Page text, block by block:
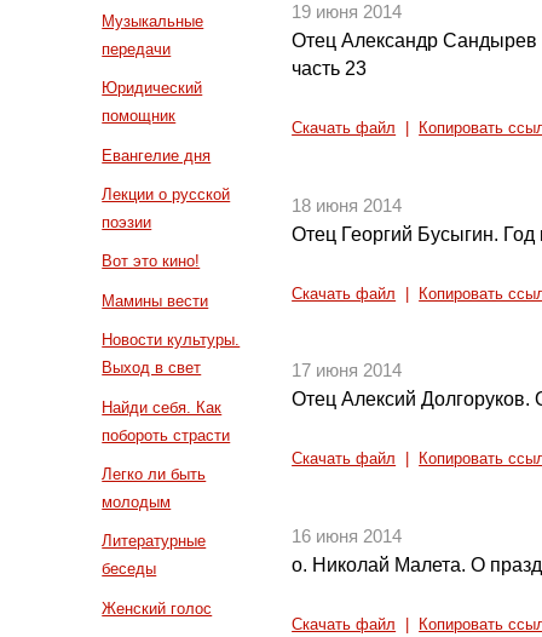
Музыкальные
передачи
Юридический
помощник
Евангелие дня
Лекции о русской
поэзии
Вот это кино!
Мамины вести
Новости культуры.
Выход в свет
Найди себя. Как
побороть страсти
Легко ли быть
молодым
Литературные
беседы
Женский голос
19 июня 2014
Отец Александр Сандырев
часть 23
Скачать файл Копировать
18 июня 2014
Отец Георгий Бусыгин.
Скачать файл Копировать
17 июня 2014
Отец Алексий Долгоруков.
Скачать файл Копировать
16 июня 2014
о. Николай Малета. О
Скачать файл Копировать